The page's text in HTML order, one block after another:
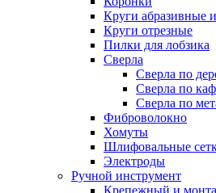
Круги абразивные
Круги отрезные
Пилки для лобзика
Сверла
Сверла по
Сверла по
Сверла по
Фиброволокно
Хомуты
Шлифовальные
Электроды
Ручной инструмент
Крепежный и